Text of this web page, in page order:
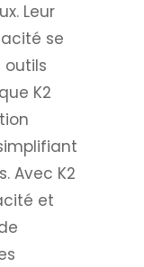
Leur
se
K2
Avec K2
et